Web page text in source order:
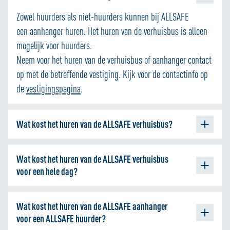
Zowel huurders als niet-huurders kunnen bij ALLSAFE
een aanhanger huren. Het huren van de verhuisbus is alleen
mogelijk voor huurders.
Neem voor het huren van de verhuisbus of aanhanger contact
op met de betreffende vestiging. Kijk voor de contactinfo op
devestigingspagina.
Wat kost het huren van de ALLSAFE verhuisbus?
De kosten bedragen € 15 per uur.
Het huren van de ALLSAFE verhuisbus is alleen mogelijk voor
ALLSAFE huurders.
Wat kost het huren van de ALLSAFE verhuisbus
voor een hele dag?
Dinsdag: € 75
Maandag, woensdag en donderdag: € 90
Vrijdag, zaterdag en zondag: € 105
Wat kost het huren van de ALLSAFE aanhanger
voor een ALLSAFE huurder?